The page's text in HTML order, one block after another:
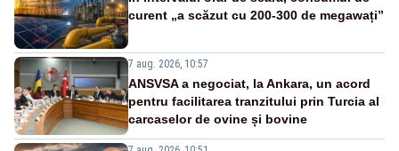
curent „a scăzut cu 200-300 de megawați”
7 aug. 2026, 10:57
ANSVSA a negociat, la Ankara, un acord
pentru facilitarea tranzitului prin Turcia al
carcaselor de ovine și bovine